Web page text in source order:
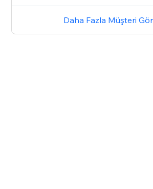
Daha Fazla Müşteri